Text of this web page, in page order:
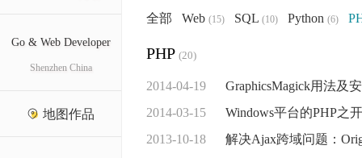
Go & Web Developer
Shenzhen China
地图作品
全部 Web (15) SQL (10) Python (6)
PHP (20)
2014-04-19
GraphicsMagick用法及
2014-03-15
Windows平台的PHP之
2013-10-18
解决Ajax跨域问题：